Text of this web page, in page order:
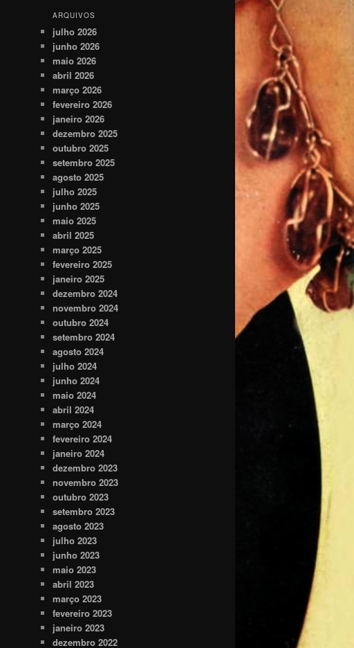
ARQUIVOS
julho 2026
junho 2026
maio 2026
abril 2026
março 2026
fevereiro 2026
janeiro 2026
dezembro 2025
outubro 2025
setembro 2025
agosto 2025
julho 2025
junho 2025
maio 2025
abril 2025
março 2025
fevereiro 2025
janeiro 2025
dezembro 2024
novembro 2024
outubro 2024
setembro 2024
agosto 2024
julho 2024
junho 2024
maio 2024
abril 2024
março 2024
fevereiro 2024
janeiro 2024
dezembro 2023
novembro 2023
outubro 2023
setembro 2023
agosto 2023
julho 2023
junho 2023
maio 2023
abril 2023
março 2023
fevereiro 2023
janeiro 2023
dezembro 2022